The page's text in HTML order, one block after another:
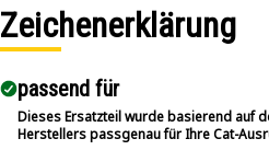
Zeichenerklärung
passend für​
Dieses Ersatzteil wurde basierend auf
Herstellers passgenau für Ihre Cat-